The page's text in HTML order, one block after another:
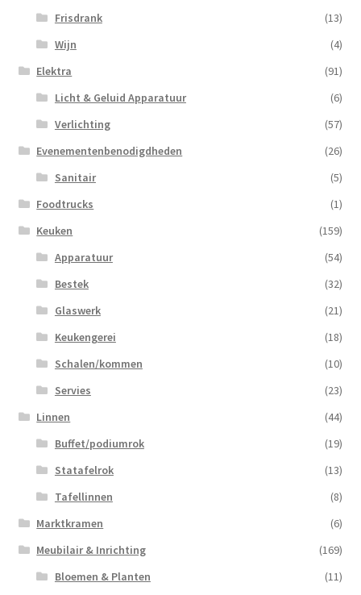
Frisdrank
(13)
Wijn
(4)
Elektra
(91)
Licht & Geluid Apparatuur
(6)
Verlichting
(57)
Evenementenbenodigdheden
(26)
Sanitair
(5)
Foodtrucks
(1)
Keuken
(159)
Apparatuur
(54)
Bestek
(32)
Glaswerk
(21)
Keukengerei
(18)
Schalen/kommen
(10)
Servies
(23)
Linnen
(44)
Buffet/podiumrok
(19)
Statafelrok
(13)
Tafellinnen
(8)
Marktkramen
(6)
Meubilair & Inrichting
(169)
Bloemen & Planten
(11)